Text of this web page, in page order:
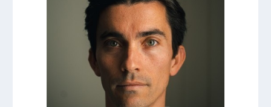
s
a
t
A
m
d
u
l
e
i